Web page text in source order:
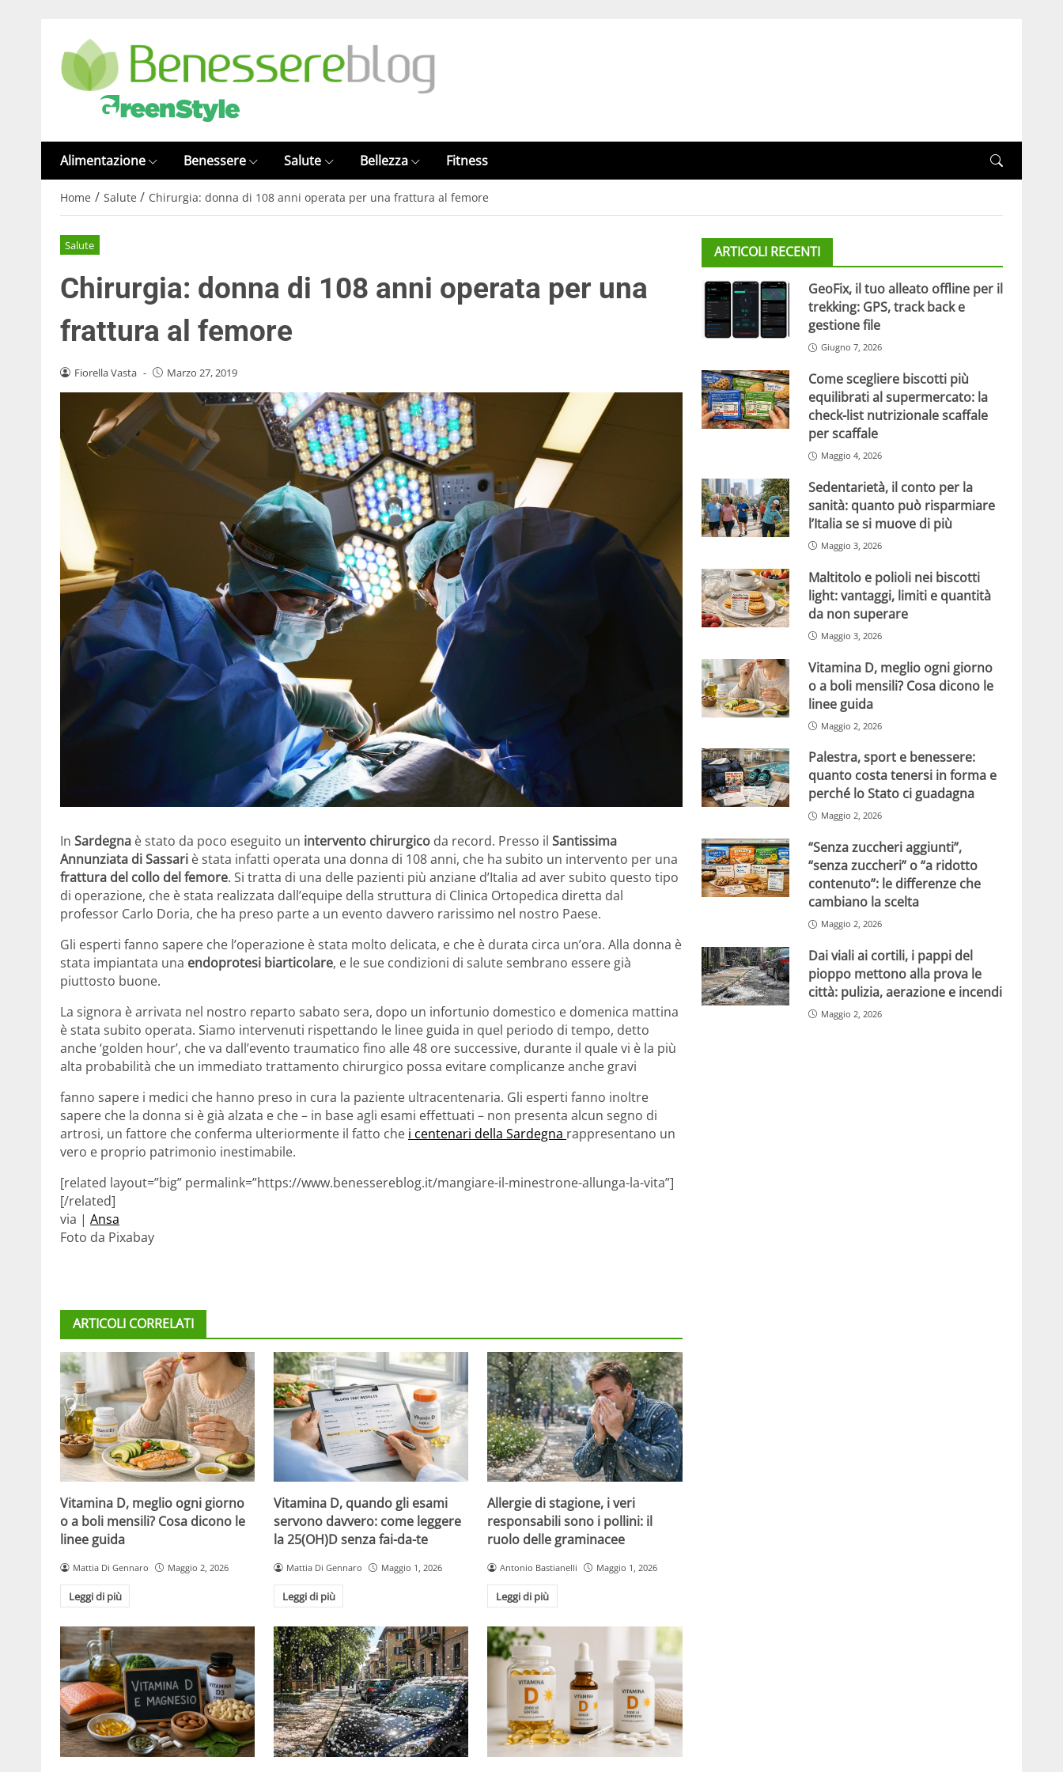
Alimentazione Benessere Salute Bellezza Fitness
Home / Salute / Chirurgia: donna di 108 anni operata per una frattura al femore
Salute
Chirurgia: donna di 108 anni operata per una
frattura al femore
Fiorella Vasta - Marzo 27, 2019
In Sardegna è stato da poco eseguito un intervento chirurgico da record. Presso il Santissima
Annunziata di Sassari è stata infatti operata una donna di 108 anni, che ha subito un intervento per una
frattura del collo del femore. Si tratta di una delle pazienti più anziane d’Italia ad aver subito questo tipo
di operazione, che è stata realizzata dall’equipe della struttura di Clinica Ortopedica diretta dal
professor Carlo Doria, che ha preso parte a un evento davvero rarissimo nel nostro Paese.
Gli esperti fanno sapere che l’operazione è stata molto delicata, e che è durata circa un’ora. Alla donna è
stata impiantata una endoprotesi biarticolare, e le sue condizioni di salute sembrano essere già
piuttosto buone.
La signora è arrivata nel nostro reparto sabato sera, dopo un infortunio domestico e domenica mattina
è stata subito operata. Siamo intervenuti rispettando le linee guida in quel periodo di tempo, detto
anche ‘golden hour’, che va dall’evento traumatico fino alle 48 ore successive, durante il quale vi è la più
alta probabilità che un immediato trattamento chirurgico possa evitare complicanze anche gravi
fanno sapere i medici che hanno preso in cura la paziente ultracentenaria. Gli esperti fanno inoltre
sapere che la donna si è già alzata e che – in base agli esami effettuati – non presenta alcun segno di
artrosi, un fattore che conferma ulteriormente il fatto che i centenari della Sardegna rappresentano un
vero e proprio patrimonio inestimabile.
[related layout=”big” permalink=”https://www.benessereblog.it/mangiare-il-minestrone-allunga-la-vita”]
[/related]
via | Ansa
Foto da Pixabay
ARTICOLI CORRELATI
Vitamina D, meglio ogni giorno
o a boli mensili? Cosa dicono le
linee guida
Mattia Di Gennaro Maggio 2, 2026
Leggi di più
Vitamina D, quando gli esami
servono davvero: come leggere
la 25(OH)D senza fai-da-te
Mattia Di Gennaro Maggio 1, 2026
Leggi di più
Allergie di stagione, i veri
responsabili sono i pollini: il
ruolo delle graminacee
Antonio Bastianelli Maggio 1, 2026
Leggi di più
ARTICOLI RECENTI
GeoFix, il tuo alleato offline per il
trekking: GPS, track back e
gestione file
Giugno 7, 2026
Come scegliere biscotti più
equilibrati al supermercato: la
check-list nutrizionale scaffale
per scaffale
Maggio 4, 2026
Sedentarietà, il conto per la
sanità: quanto può risparmiare
l’Italia se si muove di più
Maggio 3, 2026
Maltitolo e polioli nei biscotti
light: vantaggi, limiti e quantità
da non superare
Maggio 3, 2026
Vitamina D, meglio ogni giorno
o a boli mensili? Cosa dicono le
linee guida
Maggio 2, 2026
Palestra, sport e benessere:
quanto costa tenersi in forma e
perché lo Stato ci guadagna
Maggio 2, 2026
“Senza zuccheri aggiunti”,
“senza zuccheri” o “a ridotto
contenuto”: le differenze che
cambiano la scelta
Maggio 2, 2026
Dai viali ai cortili, i pappi del
pioppo mettono alla prova le
città: pulizia, aerazione e incendi
Maggio 2, 2026